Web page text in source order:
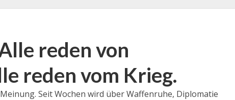
reden von
reden vom Krieg.
Seit Wochen wird über Waffenruhe, Diplomatie